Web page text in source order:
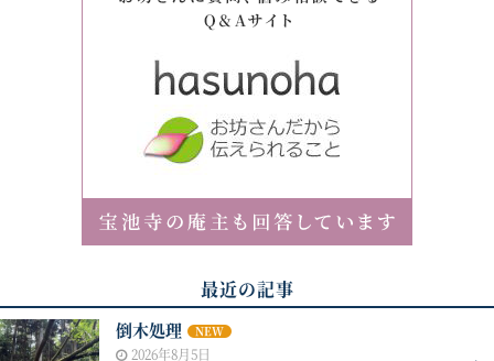
最近の記事
倒木処理 NEW
2026年8月5日